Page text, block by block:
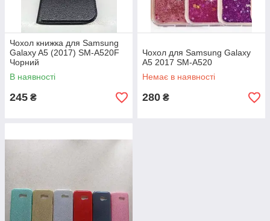
Чохол книжка для Samsung
Galaxy A5 (2017) SM-A520F
Чорний
В наявності
245 ₴
Чохол для Samsung Galaxy
A5 2017 SM-A520
Немає в наявності
280 ₴